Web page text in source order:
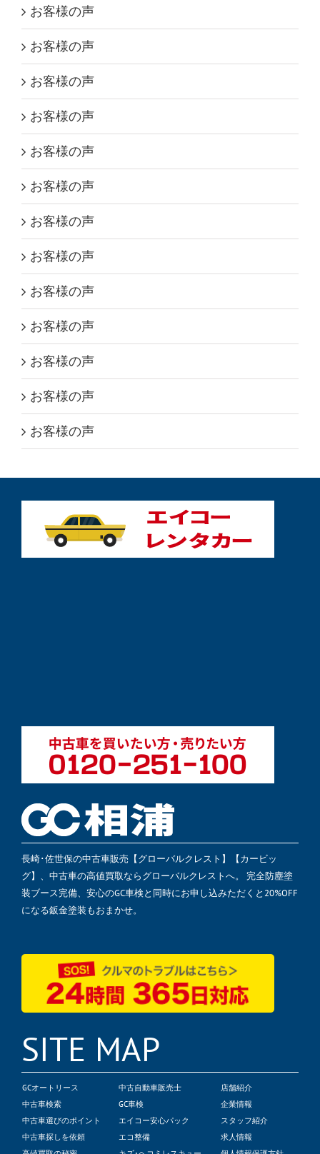
お客様の声
お客様の声
お客様の声
お客様の声
お客様の声
お客様の声
お客様の声
お客様の声
お客様の声
お客様の声
お客様の声
お客様の声
お客様の声
長崎･佐世保の中古車販売【グローバルクレスト】【カービッ
グ】、中古車の高値買取ならグローバルクレストへ。 完全防塵塗
装ブース完備、安心のGC車検と同時にお申し込みただくと20%OFF
になる鈑金塗装もおまかせ。
SITE MAP
GCオートリース
中古車検索
中古車選びのポイント
中古車探しを依頼
中古自動車販売士
GC車検
エイコー安心パック
エコ整備
店舗紹介
企業情報
スタッフ紹介
求人情報